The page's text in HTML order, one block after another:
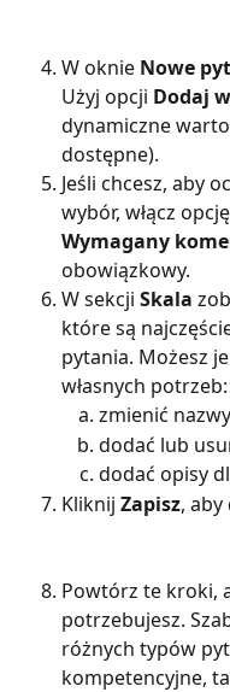
W oknie Nowe
Użyj opcji Dodaj
dynamiczne
dostępne).
Jeśli chcesz, aby
wybór, włącz opcję
Wymagany
obowiązkowy.
W sekcji Skala
które są
pytania. Możesz
własnych potrzeb:
zmienić
dodać lub
dodać opisy
Kliknij Zapisz,
Powtórz te kroki,
potrzebujesz.
różnych typów
kompetencyjne,